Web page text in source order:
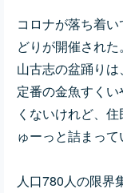
コロナが落ち着
どりが開催された。
山古志の盆踊りは
定番の金魚すく
くないけれど、
ゅーっと詰まって
人口780人の限界